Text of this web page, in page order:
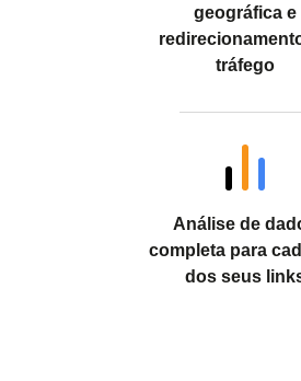
geográfica e
tráfego
Análise de
completa para
dos seus